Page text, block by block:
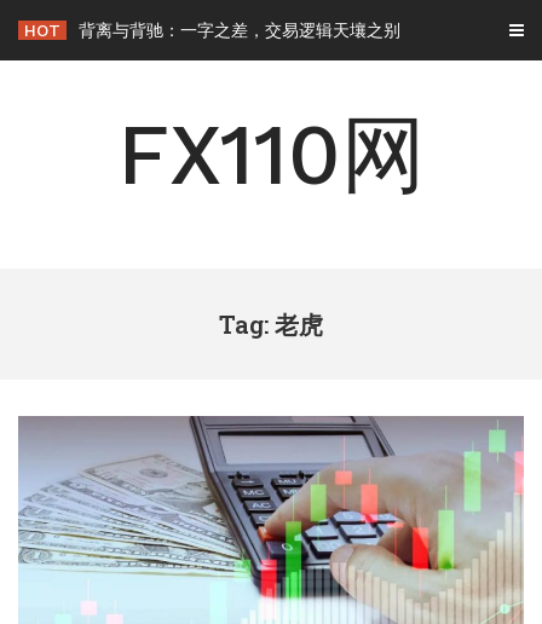
content
HOT 背离与背驰：一字之差，交易逻辑天壤之别
FX110网
Tag: 老虎